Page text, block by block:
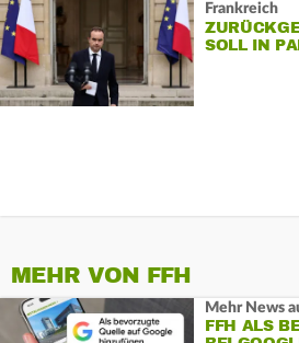
Frankreich
SOLL IN
MEHR VON FFH
Mehr News
FFH ALS